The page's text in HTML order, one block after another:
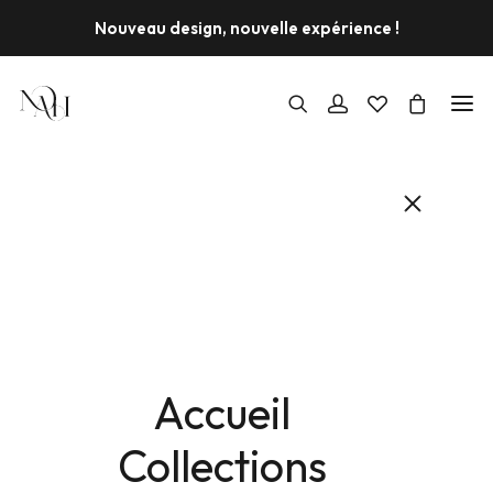
Nouveau design, nouvelle expérience !
Accueil
Collections